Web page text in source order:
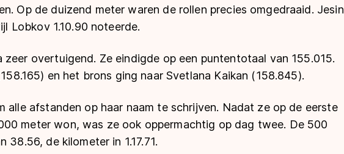
Op de duizend meter waren de rollen precies omgedraaid. Jesin
Lobkov 1.10.90 noteerde.
zeer overtuigend. Ze eindigde op een puntentotaal van 155.015.
en het brons ging naar Svetlana Kaikan (158.845).
alle afstanden op haar naam te schrijven. Nadat ze op de eerste
meter won, was ze ook oppermachtig op dag twee. De 500
de kilometer in 1.17.71.